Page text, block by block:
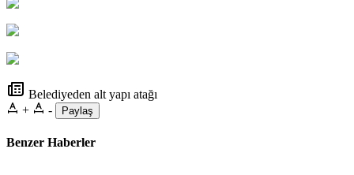
Belediyeden alt yapı atağı
+
- Paylaş
Benzer Haberler